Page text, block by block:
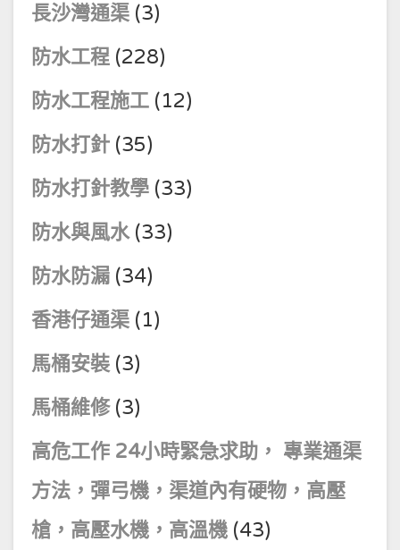
長沙灣通渠 (3)
防水工程 (228)
防水工程施工 (12)
防水打針 (35)
防水打針教學 (33)
防水與風水(33)
防水防漏 (34)
香港仔通渠 (1)
馬桶安裝 (3)
馬桶維修(3)
高危工作 24小時緊急求助， 專業通渠
方法，彈弓機，渠道內有硬物，高壓
槍，高壓水機，高溫機 (43)